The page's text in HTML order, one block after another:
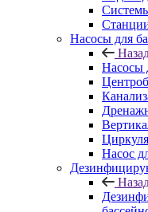
Насосы для
Насосы
Насос